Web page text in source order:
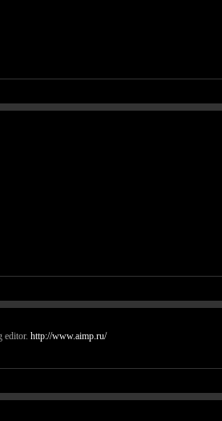
editor. http://www.aimp.ru/